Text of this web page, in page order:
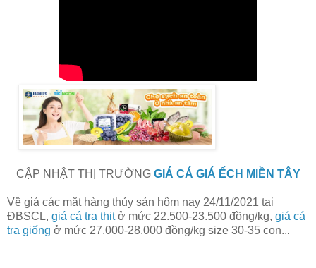
CẬP NHẬT THỊ TRƯỜNG GIÁ CÁ GIÁ ẾCH MIỀN TÂY
Về giá các mặt hàng thủy sản hôm nay 24/11/2021 tại
ĐBSCL, giá cá tra thịtở mức 22.500-23.500 đồng/kg, giá cá
tra giống ở mức 27.000-28.000 đồng/kg size 30-35 con...